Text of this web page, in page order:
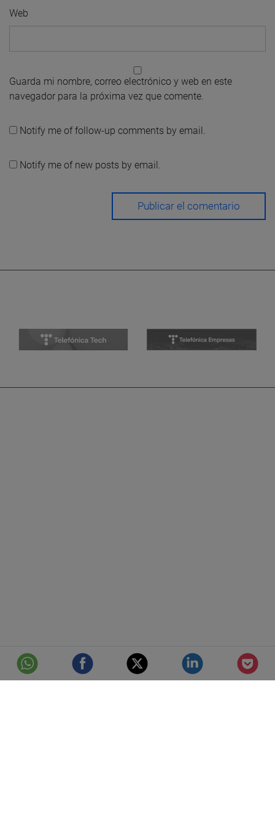
Web
Guarda mi nombre, correo electrónico y web en este
navegador para la próxima vez que comente.
Notify me of follow-up comments by email.
Notify me of new posts by email.